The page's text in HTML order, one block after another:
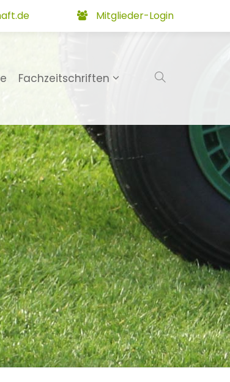
Mitglieder-Login
Fachzeitschriften